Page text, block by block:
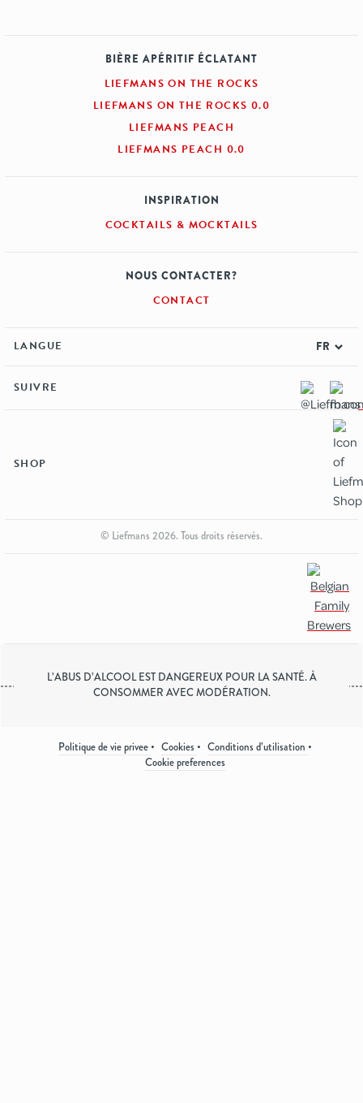
BIÈRE APÉRITIF ÉCLATANT
LIEFMANS ON THE ROCKS
LIEFMANS ON THE ROCKS 0.0
LIEFMANS PEACH
LIEFMANS PEACH 0.0
INSPIRATION
COCKTAILS & MOCKTAILS
NOUS CONTACTER?
CONTACT
LANGUE FR
SUIVRE
SHOP
© Liefmans 2026. Tous droits réservés.
L’ABUS D’ALCOOL EST DANGEREUX POUR LA SANTÉ. À
CONSOMMER AVEC MODÉRATION.
Politique de vie privee Cookies
Conditions d’utilisation
Cookie preferences